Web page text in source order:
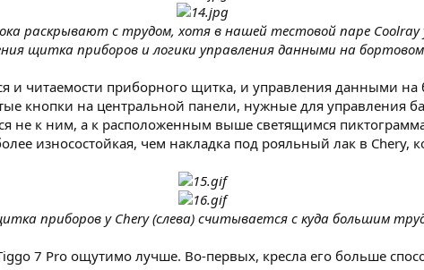
раскрывают с трудом, хотя в нашей тестовой паре Coolray
щитка приборов и логики управления данными на
и читаемости приборного щитка, и управления данными
кнопки на центральной панели, нужные для управления
не к ним, а к расположенным выше светящимся
износостойкая, чем накладка под рояльный лак в Chery,
приборов у Chery (слева) считывается с куда большим
7 Pro ощутимо лучше. Во-первых, кресла его больше